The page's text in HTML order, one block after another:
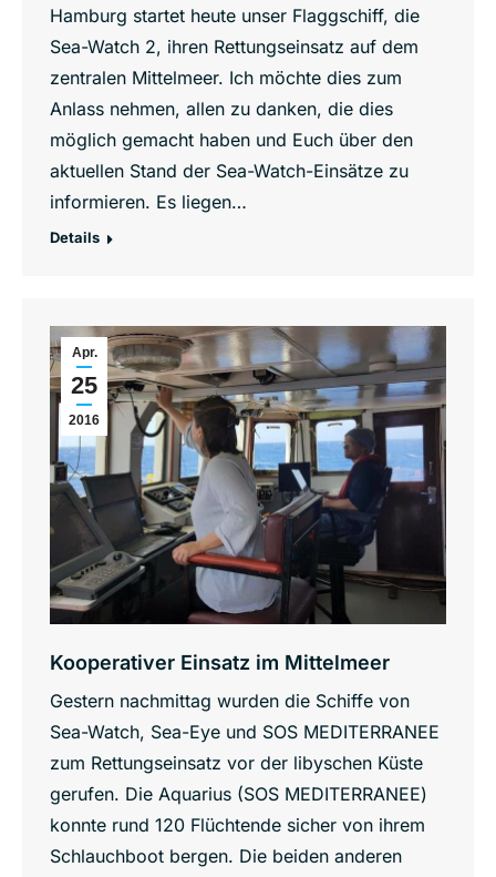
Hamburg startet heute unser Flaggschiff, die
Sea-Watch 2, ihren Rettungseinsatz auf dem
zentralen Mittelmeer. Ich möchte dies zum
Anlass nehmen, allen zu danken, die dies
möglich gemacht haben und Euch über den
aktuellen Stand der Sea-Watch-Einsätze zu
informieren. Es liegen…
Details
Apr.
25
2016
Kooperativer Einsatz im Mittelmeer
Gestern nachmittag wurden die Schiffe von
Sea-Watch, Sea-Eye und SOS MEDITERRANEE
zum Rettungseinsatz vor der libyschen Küste
gerufen. Die Aquarius (SOS MEDITERRANEE)
konnte rund 120 Flüchtende sicher von ihrem
Schlauchboot bergen. Die beiden anderen